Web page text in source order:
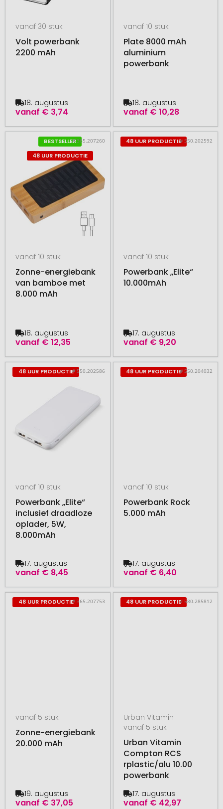
vanaf 30 stuk
Volt powerbank
2200 mAh
vanaf € 3,74
18. augustus
vanaf 10 stuk
Plate 8000 mAh
aluminium
powerbank
vanaf € 10,28
18. augustus
BESTSELLER
48 UUR PRODUCTIE
# 365.207260
vanaf 10 stuk
Zonne-energiebank
van bamboe met
8.000 mAh
vanaf € 12,35
18. augustus
48 UUR PRODUCTIE# 550.202592
vanaf 10 stuk
Powerbank „Elite“
10.000mAh
vanaf € 9,20
17. augustus
48 UUR PRODUCTIE# 550.202586
vanaf 10 stuk
Powerbank „Elite“
inclusief draadloze
oplader, 5W,
8.000mAh
vanaf € 8,45
17. augustus
48 UUR PRODUCTIE# 550.204032
vanaf 10 stuk
Powerbank Rock
5.000 mAh
vanaf € 6,40
17. augustus
48 UUR PRODUCTIE# 365.207753
vanaf 5 stuk
Zonne-energiebank
20.000 mAh
vanaf € 37,05
19. augustus
48 UUR PRODUCTIE# 580.285812
Urban Vitamin
vanaf 5 stuk
Urban Vitamin
Compton RCS
rplastic/alu 10.00
powerbank
vanaf € 42,97
17. augustus